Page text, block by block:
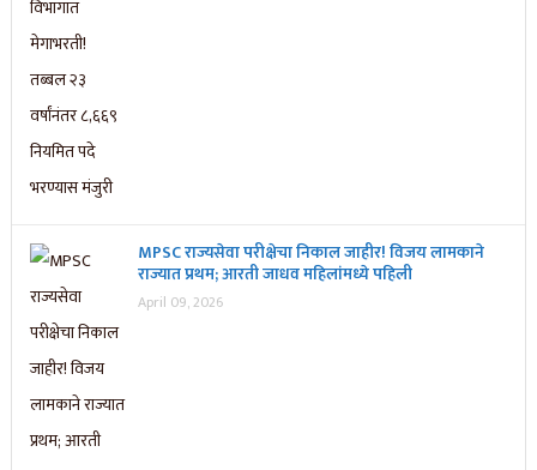
MPSC राज्यसेवा परीक्षेचा निकाल जाहीर! विजय लामकाने
राज्यात प्रथम; आरती जाधव महिलांमध्ये पहिली
April 09, 2026